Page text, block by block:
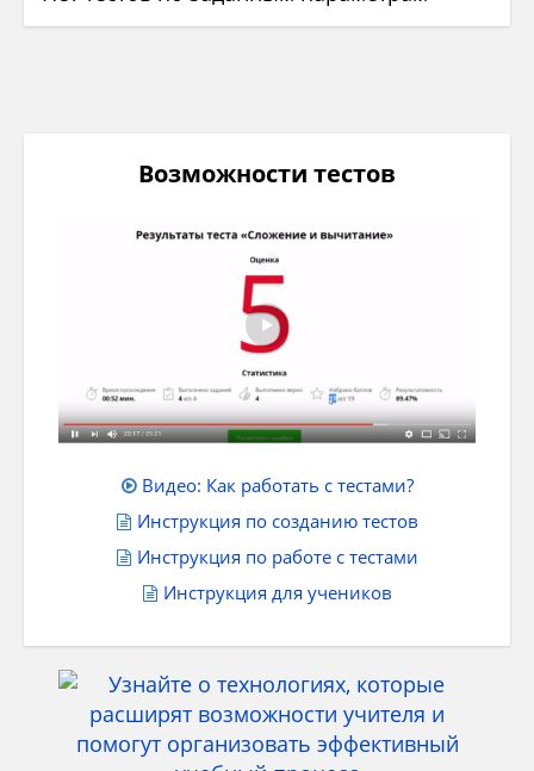
Возможности тестов
Видео: Как работать с тестами?
Инструкция по созданию тестов
Инструкция по работе с тестами
Инструкция для учеников